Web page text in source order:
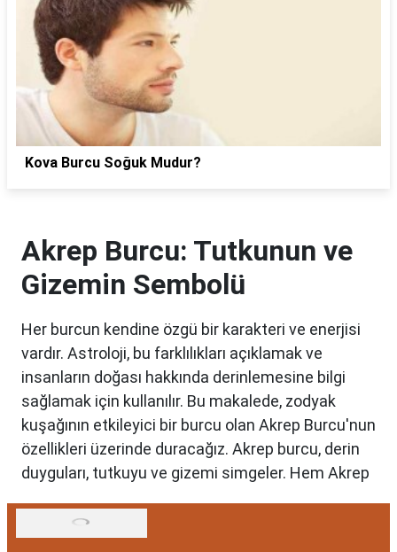
Kova Burcu Soğuk Mudur?
Akrep Burcu: Tutkunun ve
Gizemin Sembolü
Her burcun kendine özgü bir karakteri ve enerjisi
vardır. Astroloji, bu farklılıkları açıklamak ve
insanların doğası hakkında derinlemesine bilgi
sağlamak için kullanılır. Bu makalede, zodyak
kuşağının etkileyici bir burcu olan Akrep Burcu'nun
özellikleri üzerinde duracağız. Akrep burcu, derin
duyguları, tutkuyu ve gizemi simgeler. Hem Akrep
bakımından benzersizdir. Ayrıca, hangi aylar